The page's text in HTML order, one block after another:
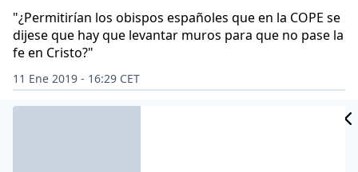
"¿Permitirían los obispos españoles que en la COPE se
dijese que hay que levantar muros para que no pase la
fe en Cristo?"
11 Ene 2019 - 16:29 CET
Archivado en: CONFERENCIA EPISCOPAL